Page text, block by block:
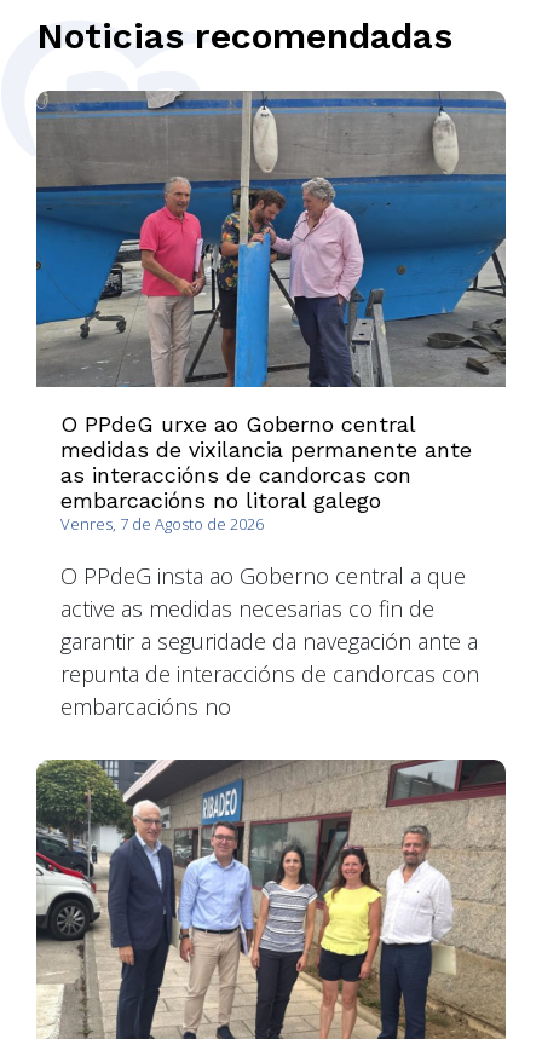
Noticias recomendadas
O PPdeG urxe ao Goberno central
medidas de vixilancia permanente ante
as interaccións de candorcas con
embarcacións no litoral galego
Venres, 7 de Agosto de 2026
O PPdeG insta ao Goberno central a que
active as medidas necesarias co fin de
garantir a seguridade da navegación ante a
repunta de interaccións de candorcas con
embarcacións no